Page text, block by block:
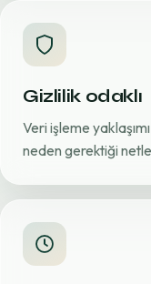
Gizlilik odaklı
Veri işleme
neden gerektiği